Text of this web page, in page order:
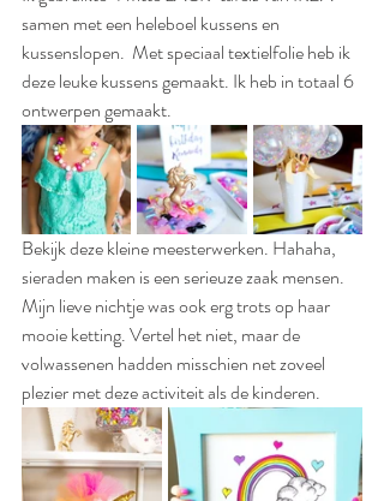
samen met een heleboel kussens en
kussenslopen.  Met speciaal textielfolie heb ik
deze leuke kussens gemaakt. Ik heb in totaal 6
ontwerpen gemaakt.
Bekijk deze kleine meesterwerken. Hahaha,
sieraden maken is een serieuze zaak mensen.
Mijn lieve nichtje was ook erg trots op haar
mooie ketting. Vertel het niet, maar de
volwassenen hadden misschien net zoveel
plezier met deze activiteit als de kinderen.